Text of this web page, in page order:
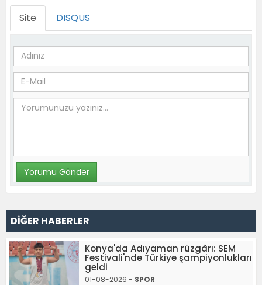
Site DISQUS
DİĞER HABERLER
Konya'da Adıyaman rüzgârı: SEM
Festivali'nde Türkiye şampiyonlukları
geldi
01-08-2026 - SPOR